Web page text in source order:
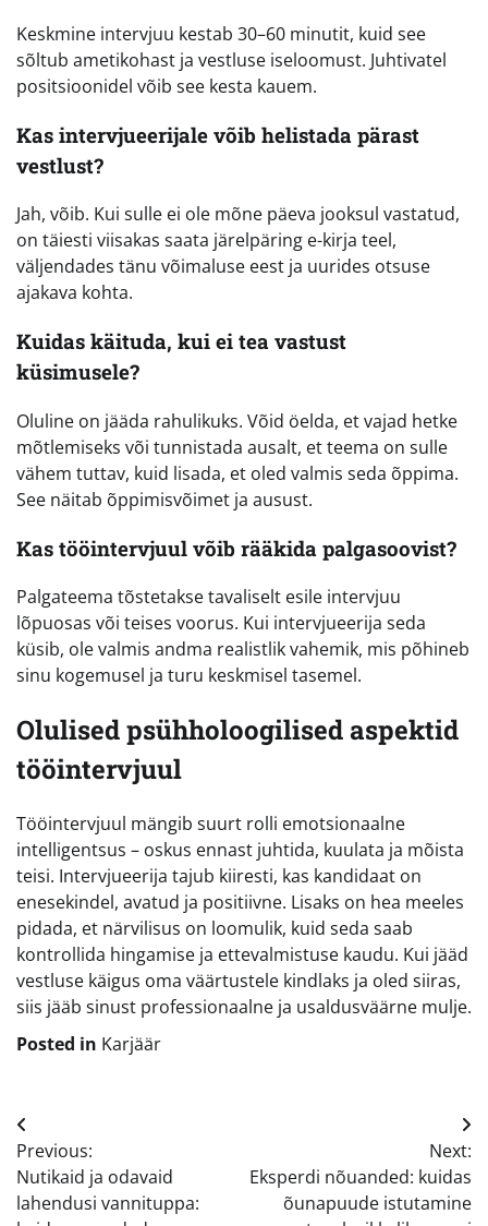
Keskmine intervjuu kestab 30–60 minutit, kuid see
sõltub ametikohast ja vestluse iseloomust. Juhtivatel
positsioonidel võib see kesta kauem.
Kas intervjueerijale võib helistada pärast
vestlust?
Jah, võib. Kui sulle ei ole mõne päeva jooksul vastatud,
on täiesti viisakas saata järelpäring e-kirja teel,
väljendades tänu võimaluse eest ja uurides otsuse
ajakava kohta.
Kuidas käituda, kui ei tea vastust
küsimusele?
Oluline on jääda rahulikuks. Võid öelda, et vajad hetke
mõtlemiseks või tunnistada ausalt, et teema on sulle
vähem tuttav, kuid lisada, et oled valmis seda õppima.
See näitab õppimisvõimet ja ausust.
Kas tööintervjuul võib rääkida palgasoovist?
Palgateema tõstetakse tavaliselt esile intervjuu
lõpuosas või teises voorus. Kui intervjueerija seda
küsib, ole valmis andma realistlik vahemik, mis põhineb
sinu kogemusel ja turu keskmisel tasemel.
Olulised psühholoogilised aspektid
tööintervjuul
Tööintervjuul mängib suurt rolli emotsionaalne
intelligentsus – oskus ennast juhtida, kuulata ja mõista
teisi. Intervjueerija tajub kiiresti, kas kandidaat on
enesekindel, avatud ja positiivne. Lisaks on hea meeles
pidada, et närvilisus on loomulik, kuid seda saab
kontrollida hingamise ja ettevalmistuse kaudu. Kui jääd
vestluse käigus oma väärtustele kindlaks ja oled siiras,
siis jääb sinust professionaalne ja usaldusväärne mulje.
Posted in Karjäär
Navigeerimine
Previous:
Nutikaid ja odavaid
lahendusi vannituppa:
Next:
Eksperdi nõuanded: kuidas
õunapuude istutamine